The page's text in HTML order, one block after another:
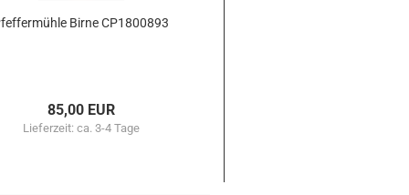
Birne CP1800893
85,00 EUR
Lieferzeit: ca. 3-4 Tage